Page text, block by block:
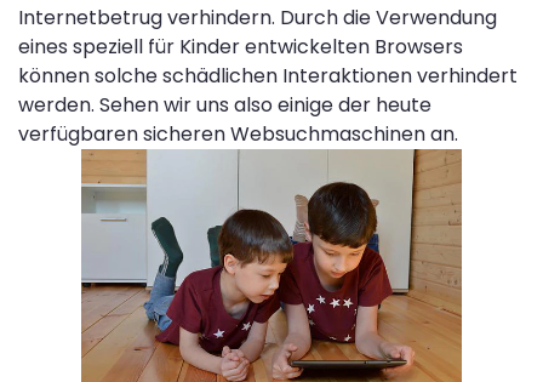
Internetbetrug verhindern. Durch die Verwendung
eines speziell für Kinder entwickelten Browsers
können solche schädlichen Interaktionen verhindert
werden. Sehen wir uns also einige der heute
verfügbaren sicheren Websuchmaschinen an.